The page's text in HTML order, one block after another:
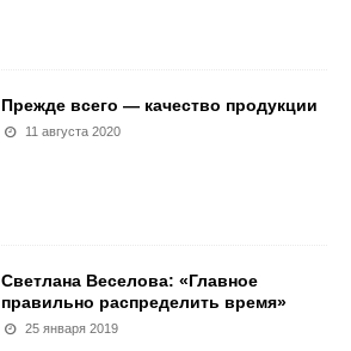
Прежде всего — качество продукции
11 августа 2020
Светлана Веселова: «Главное
правильно распределить время»
25 января 2019